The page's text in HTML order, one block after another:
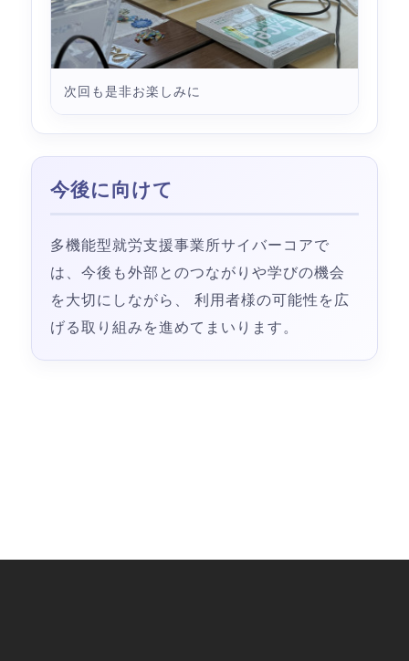
次回も是非お楽しみに
今後に向けて
多機能型就労支援事業所サイバーコアで
は、今後も外部とのつながりや学びの機会
を大切にしながら、 利用者様の可能性を広
げる取り組みを進めてまいります。